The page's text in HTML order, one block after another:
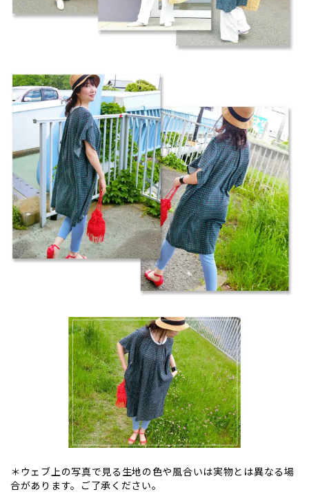
＊ウェブ上の写真で見る生地の色や風合いは実物とは異なる場
合があります。ご了承ください。